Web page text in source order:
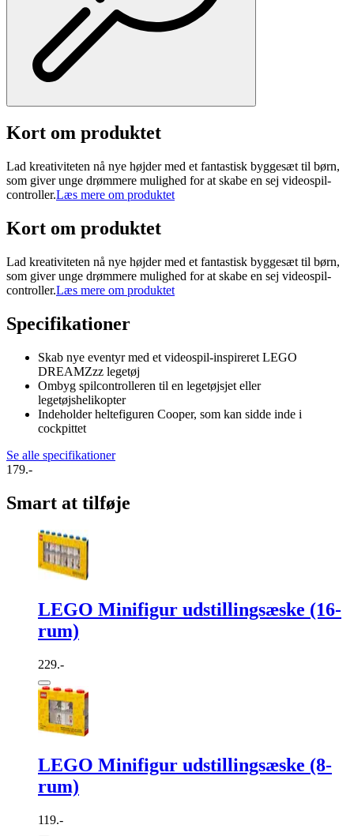
Kort om produktet
Lad kreativiteten nå nye højder med et fantastisk byggesæt til børn,
som giver unge drømmere mulighed for at skabe en sej videospil-
controller.Læs mere om produktet
Kort om produktet
Lad kreativiteten nå nye højder med et fantastisk byggesæt til børn,
som giver unge drømmere mulighed for at skabe en sej videospil-
controller.Læs mere om produktet
Specifikationer
Skab nye eventyr med et videospil-inspireret LEGO
DREAMZzz legetøj
Ombyg spilcontrolleren til en legetøjsjet eller
legetøjshelikopter
Indeholder heltefiguren Cooper, som kan sidde inde i
cockpittet
Se alle specifikationer
179.-
Smart at tilføje
LEGO Minifigur udstillingsæske (16-
rum)
229.-
LEGO Minifigur udstillingsæske (8-
rum)
119.-